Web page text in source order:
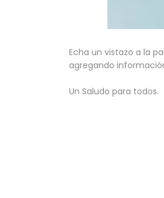
Echa un vistazo a la
agregando
Un Saludo para todos.